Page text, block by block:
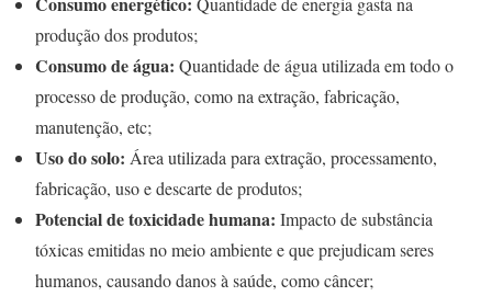
produção dos produtos;
Consumo de água: Quantidade de água utilizada em todo o
processo de produção, como na extração, fabricação,
manutenção, etc;
Uso do solo: Área utilizada para extração, processamento,
fabricação, uso e descarte de produtos;
Potencial de toxicidade humana: Impacto de substância
tóxicas emitidas no meio ambiente e que prejudicam seres
humanos, causando danos à saúde, como câncer;